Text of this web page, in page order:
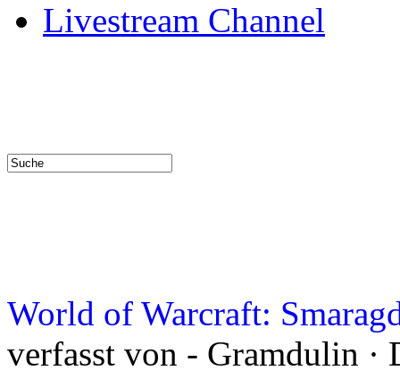
Livestream Channel
World of Warcraft:
verfasst von - Gramdulin ·